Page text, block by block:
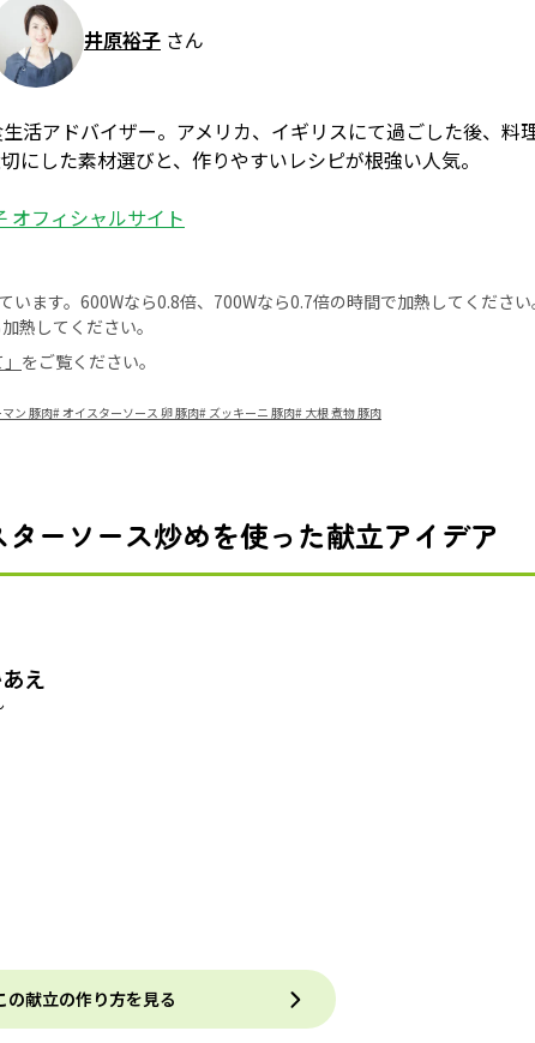
井原裕子 さん
活アドバイザー。アメリカ、イギリスにて過ごした後、料
にした素材選びと、作りやすいレシピが根強い人気。
オフィシャルサイト
ます。600Wなら0.8倍、700Wなら0.7倍の時間で加熱してください
熱してください。
をご覧ください。
ン 豚肉#オイスターソース 卵 豚肉# ズッキーニ 豚肉# 大根 煮物 豚肉
ーソース炒めを使った献立アイデア
え
の献立の作り方を見る